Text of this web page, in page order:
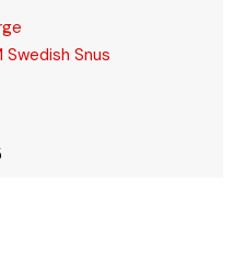
Swedish Snus